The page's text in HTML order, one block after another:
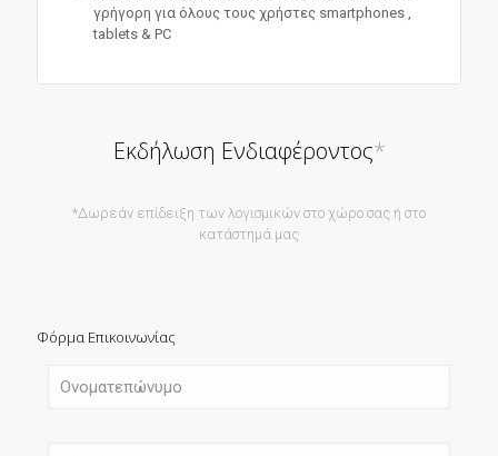
γρήγορη για όλους τους χρήστες smartphones ,
tablets & PC
Εκδήλωση Ενδιαφέροντος*
*Δωρεάν επίδειξη των λογισμικών στο χώρο σας ή στο
κατάστημά μας
Φόρμα Επικοινωνίας